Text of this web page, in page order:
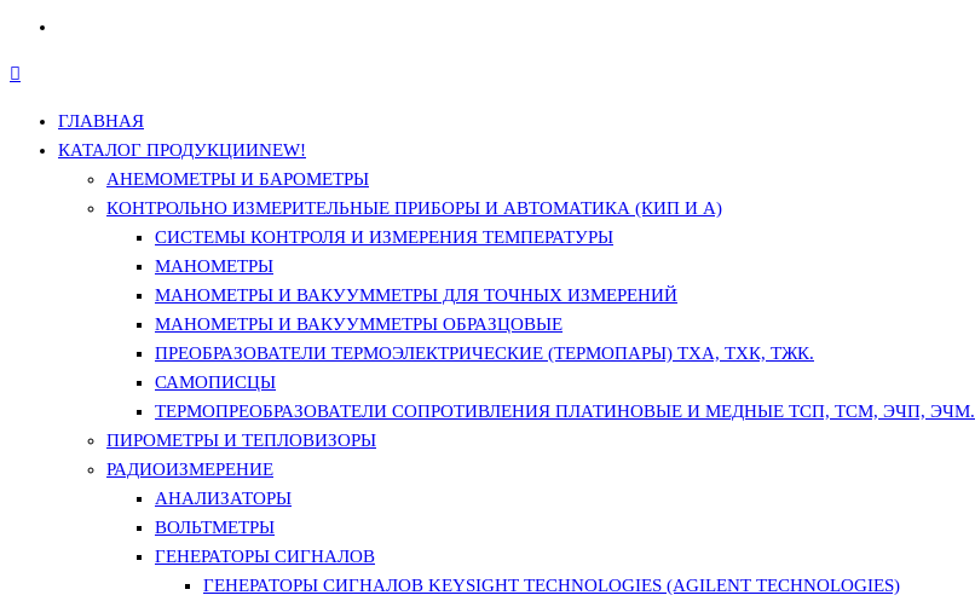
ГЛАВНАЯ
КАТАЛОГ ПРОДУКЦИИNEW!
АНЕМОМЕТРЫ И БАРОМЕТРЫ
КОНТРОЛЬНО ИЗМЕРИТЕЛЬНЫЕ ПРИБОРЫ И АВТОМАТИКА (КИП И А)
СИСТЕМЫ КОНТРОЛЯ И ИЗМЕРЕНИЯ ТЕМПЕРАТУРЫ
МАНОМЕТРЫ
МАНОМЕТРЫ И ВАКУУММЕТРЫ ДЛЯ ТОЧНЫХ ИЗМЕРЕНИЙ
МАНОМЕТРЫ И ВАКУУММЕТРЫ ОБРАЗЦОВЫЕ
ПРЕОБРАЗОВАТЕЛИ ТЕРМОЭЛЕКТРИЧЕСКИЕ (ТЕРМОПАРЫ) ТХА, ТХК, ТЖК.
САМОПИСЦЫ
ТЕРМОПРЕОБРАЗОВАТЕЛИ СОПРОТИВЛЕНИЯ ПЛАТИНОВЫЕ И МЕДНЫЕ ТСП, ТСМ, ЭЧП, ЭЧМ.
ПИРОМЕТРЫ И ТЕПЛОВИЗОРЫ
РАДИОИЗМЕРЕНИЕ
АНАЛИЗАТОРЫ
ВОЛЬТМЕТРЫ
ГЕНЕРАТОРЫ СИГНАЛОВ
ГЕНЕРАТОРЫ СИГНАЛОВ KEYSIGHT TECHNOLOGIES (AGILENT TECHNOLOGIES)